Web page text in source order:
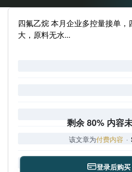
四氟乙烷 本月企业多控量接单
大，原料无水...
剩余 80% 内容
该文章为付费内容 ·
登录后购买